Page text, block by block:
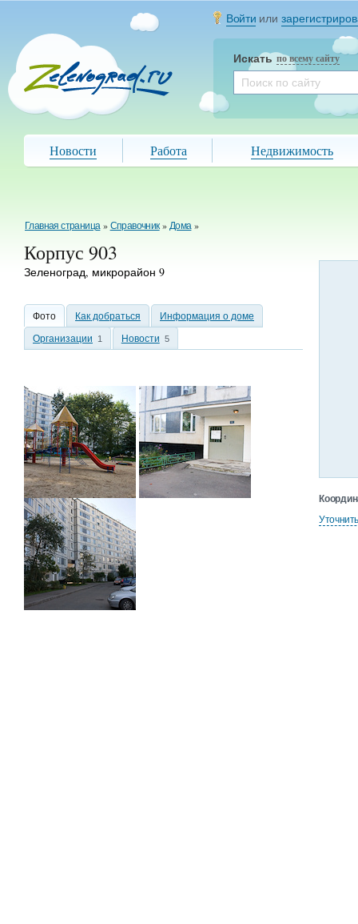
Войти или
Искать по всему сайту
Новости Работа Недвижимость
Главная страница »Справочник » Дома »
Корпус 903
Зеленоград, микрорайон 9
Фото Как добраться
Информация о доме
Организации
1 Новости 5